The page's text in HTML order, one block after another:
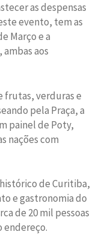
as despensas
evento, tem as
Março e a
, ambas aos
frutas, verduras e
pela Praça, a
painel de Poty,
nações com
de Curitiba,
e gastronomia do
de 20 mil pessoas
endereço.